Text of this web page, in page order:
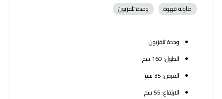
طاولة قهوة وحدة تلفزيون
وحدة تلفزيون
الطول: 160 سم
العرض: 35 سم
الارتفاع: 55 سم